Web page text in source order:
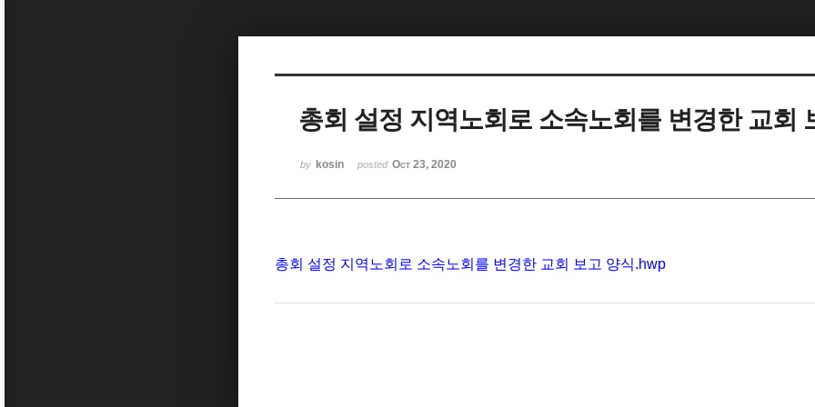
총회 설정 지역노회로 소속노회를 변경한 교회
by kosin posted Oct 23, 2020
총회 설정 지역노회로 소속노회를 변경한 교회 보고 양식.hwp
Sketchbook5, 스케치북5
Sketchbook5, 스케치북5